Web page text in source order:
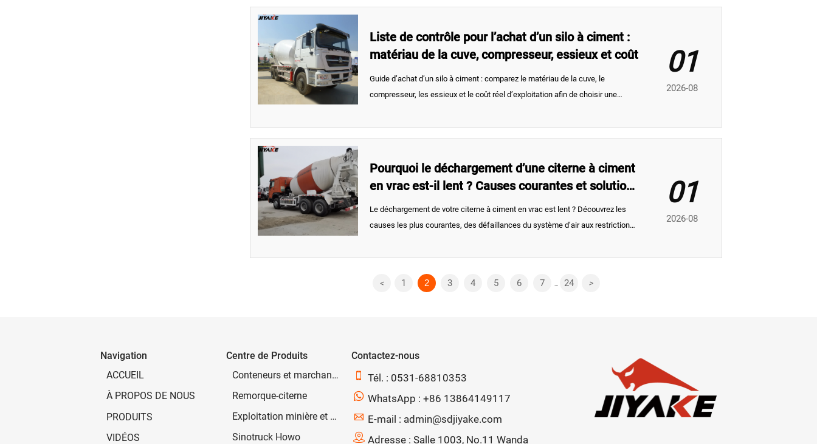
Liste de contrôle pour l’achat d’un silo à ciment :
matériau de la cuve, compresseur, essieux et coût
Guide d’achat d’un silo à ciment : comparez le matériau de la cuve, le
compresseur, les essieux et le coût réel d’exploitation afin de choisir une
temps d’immobilisation.
01
2026-08
Pourquoi le déchargement d’une citerne à ciment
en vrac est-il lent ? Causes courantes et solutions
pratiques
Le déchargement de votre citerne à ciment en vrac est lent ? Découvrez les
causes les plus courantes, des défaillances du système d’air aux restrictions
déchargement et réduire les temps d’arrêt.
01
2026-08
< 1 2 3 4 5 6 7 ... 24 >
Navigation
ACCUEIL
À PROPOS DE NOUS
PRODUITS
VIDÉOS
Centre de Produits
Conteneurs et marchandises
Remorque-citerne
Exploitation minière et machinerie
Sinotruck Howo
Contactez-nous

Tél. : 0531-68810353
 WhatsApp : +86 13864149117
 E-mail : admin@sdjiyake.com
 Adresse : Salle 1003, No.11 Wanda